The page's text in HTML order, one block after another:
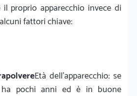
proprio apparecchio invece di
fattori chiave:
Età dell'apparecchio: se
ha pochi anni ed è in buone